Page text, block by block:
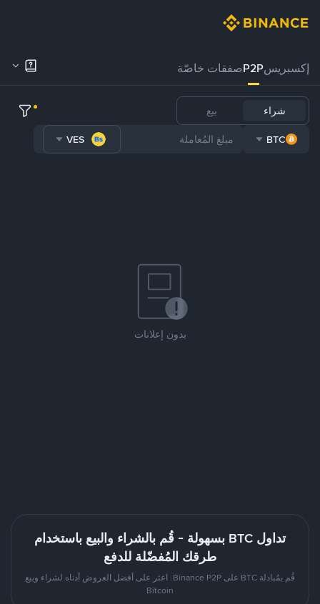
إكسبريسP2Pصفقات خاصّة
شراء بيع
BTC
VES
بدون إعلانات
تداول BTC بسهولة - قُم بالشراء والبيع باستخدام
طرقك المُفضّلة للدفع
قُم بمُبادلة BTC على Binance P2P. اعثر على أفضل العروض أدناه لشراء وبيع
Bitcoin